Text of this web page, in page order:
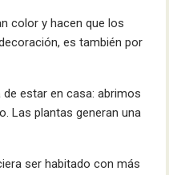
color y hacen que los
es también por
estar en casa: abrimos
Las plantas generan una
ser habitado con más